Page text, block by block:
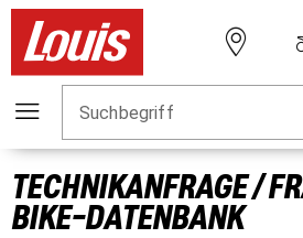
Suchbegriff
TECHNIKANFRAGE /
BIKE-DATENBANK